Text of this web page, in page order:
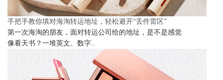
手把手教你填对海淘转运地址，轻松避开“丢件雷区”
第一次海淘的朋友，面对转运公司给的地址，是不是感觉
像看天书？一堆英文、数字..